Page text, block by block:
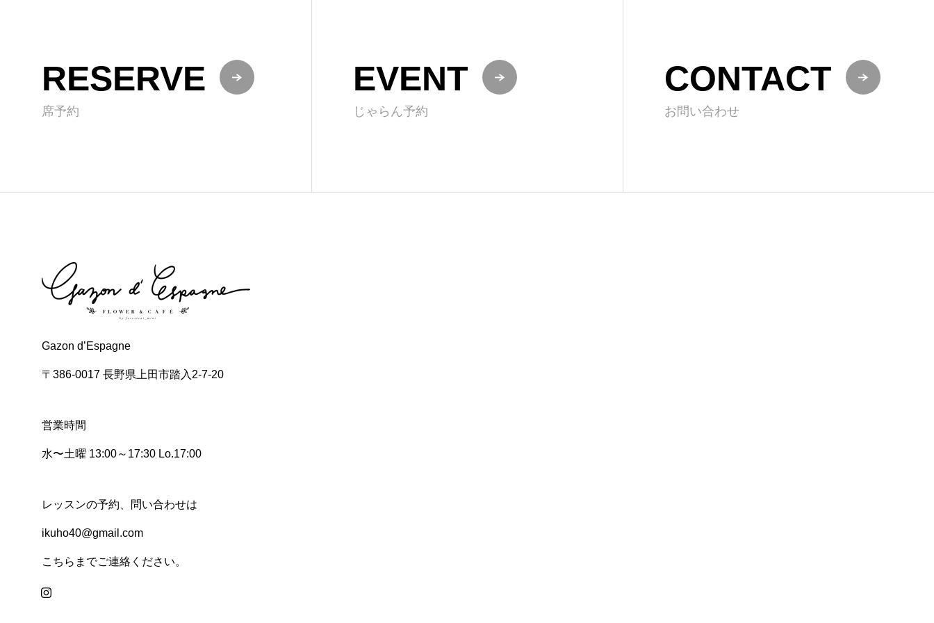
RESERVE
席予約
EVENT
じゃらん予約
CONTACT
お問い合わせ
Gazon d’Espagne
〒386-0017 長野県上田市踏入2-7-20
営業時間
水〜土曜 13:00～17:30 Lo.17:00
レッスンの予約、問い合わせは
ikuho40@gmail.com
こちらまでご連絡ください。